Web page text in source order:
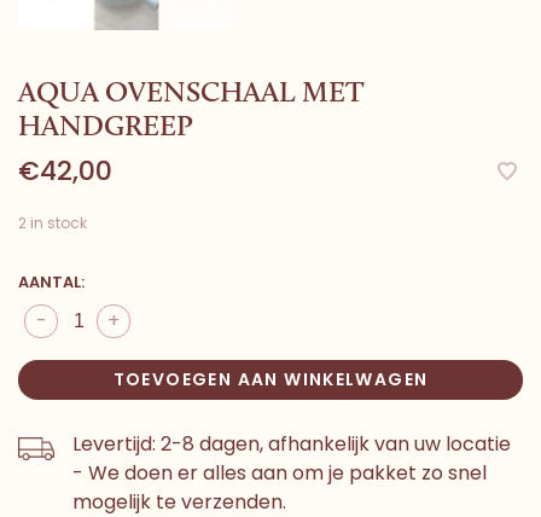
AQUA OVENSCHAAL MET
HANDGREEP
€42,00
2 in stock
AANTAL:
+
-
TOEVOEGEN AAN WINKELWAGEN
Levertijd: 2-8 dagen, afhankelijk van uw locatie
- We doen er alles aan om je pakket zo snel
mogelijk te verzenden.